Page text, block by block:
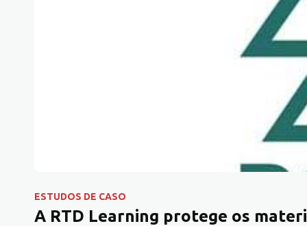
ESTUDOS DE CASO
A RTD Learning protege os